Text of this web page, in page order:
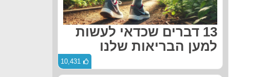
13 דברים שכדאי לעשות
למען הבריאות שלנו
10,431